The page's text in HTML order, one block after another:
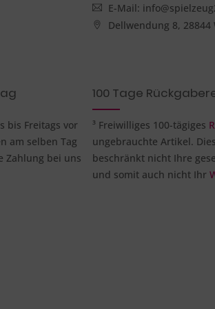
E-Mail:
Dellwendung 8, 28844
bis Freitags vor
am selben Tag
Zahlung bei uns
100 Tage
³ Freiwilliges 100-tägiges
ungebrauchte Artikel.
beschränkt nicht Ihre
und somit auch nicht Ihr